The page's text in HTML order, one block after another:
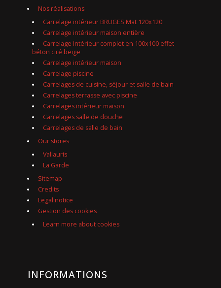
Nos réalisations
Carrelage intérieur BRUGES Mat 120x120
Carrelage intérieur maison entière
Carrelage Intérieur complet en 100x100 effet
béton ciré beige
Carrelage intérieur maison
Carrelage piscine
Carrelages de cuisine, séjour et salle de bain
Carrelages terrasse avec piscine
Carrelages intérieur maison
Carrelages salle de douche
Carrelages de salle de bain
Our stores
Vallauris
La Garde
Sitemap
Credits
Legal notice
Gestion des cookies
Learn more about cookies
INFORMATIONS